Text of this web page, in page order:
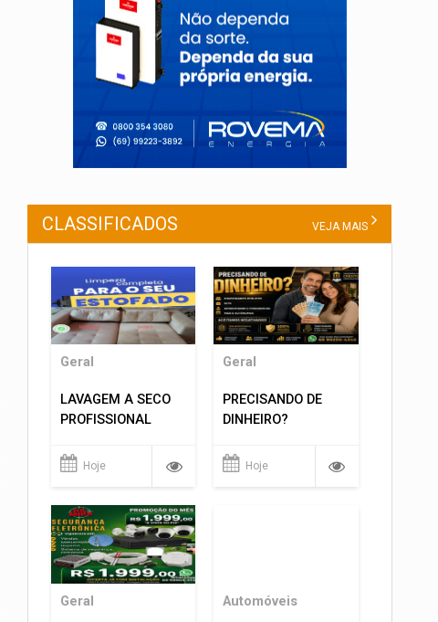
CLASSIFICADOS VEJA MAIS
Geral
LAVAGEM A SECO
PROFISSIONAL
Hoje
Geral
PRECISANDO DE
DINHEIRO?
Hoje
Geral Automóveis